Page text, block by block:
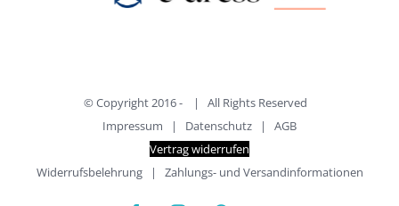
© Copyright 2016 -
| All Rights Reserved
Impressum | Datenschutz | AGB
Vertrag widerrufen
Widerrufsbelehrung| Zahlungs- und Versandinformationen